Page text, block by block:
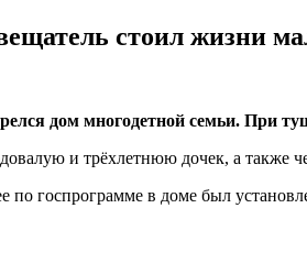
стоил жизни
дом многодетной семьи. При
и трёхлетнюю дочек, а
по госпрограмме в доме был